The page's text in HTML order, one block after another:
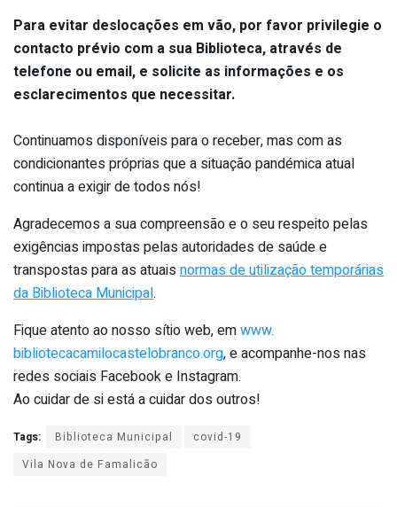
Para evitar deslocações em vão, por favor privilegie o
contacto prévio com a sua Biblioteca, através de
telefone ou email, e solicite as informações e os
esclarecimentos que necessitar.
Continuamos disponíveis para o receber, mas com as
condicionantes próprias que a situação pandémica atual
continua a exigir de todos nós!
Agradecemos a sua compreensão e o seu respeito pelas
exigências impostas pelas autoridades de saúde e
transpostas para as atuaisnormas de utilização temporárias
da Biblioteca Municipal.
Fique atento ao nosso sítio web, emwww.
bibliotecacamilocastelobranco.org, e acompanhe-nos nas
redes sociais Facebook e Instagram.
Ao cuidar de si está a cuidar dos outros!
Tags: Biblioteca Municipal
covid-19
Vila Nova de Famalicão